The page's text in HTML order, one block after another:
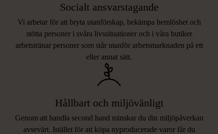
Socialt ansvarstagande
Vi arbetar för att bryta utanförskap, bekämpa hemlöshet och
stötta personer i svåra livssituationer och i våra butiker
arbetstränar personer som står utanför arbetsmarknaden på ett
eller annat sätt.
Hållbart och miljövänligt
Genom att handla second hand minskar du din miljöpåverkan
avsevärt. Istället för att köpa nyproducerade varor får du